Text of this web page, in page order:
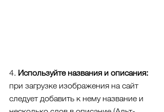
4. Используйте названия и описания:
при загрузке изображения на сайт
следует добавить к нему название и